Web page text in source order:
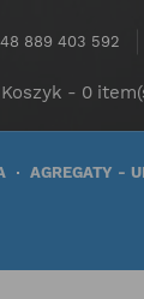
889 403 592
Koszyk - 0
AGREGATY -